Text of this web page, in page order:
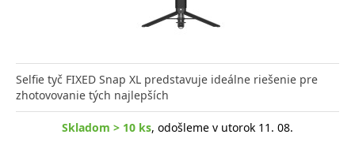
Selfie tyč FIXED Snap XL predstavuje ideálne riešenie pre
zhotovovanie tých najlepších
Skladom > 10 ks, odošleme v utorok 11. 08.